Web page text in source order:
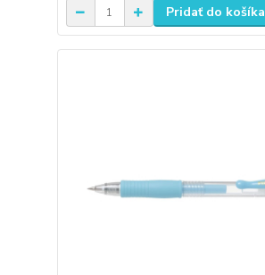
Pridať do košíka